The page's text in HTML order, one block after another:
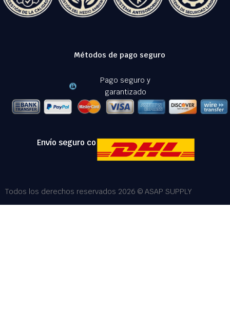
Métodos de pago seguro
Pago seguro y
garantizado
Envío seguro con:
Todos los derechos reservados 2026 © ASAP SUPPLY